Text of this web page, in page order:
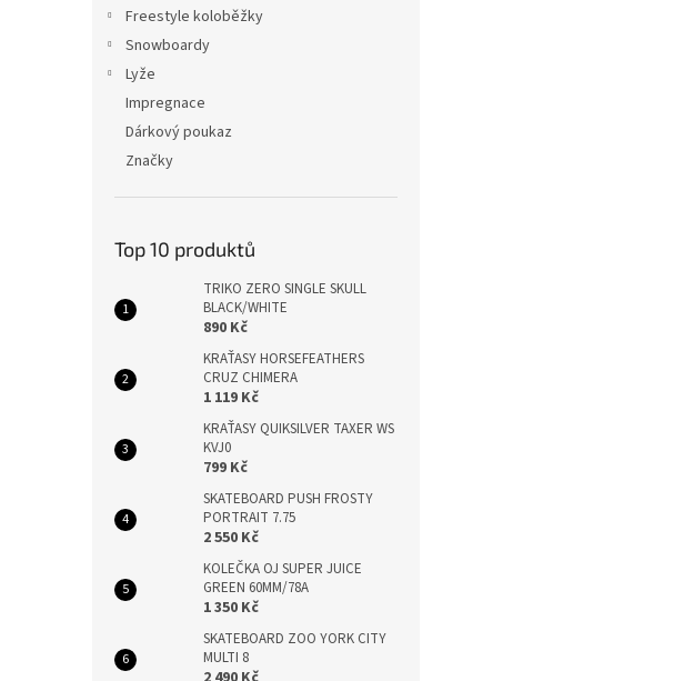
Freestyle koloběžky
Snowboardy
Lyže
Impregnace
Dárkový poukaz
Značky
Top 10 produktů
TRIKO ZERO SINGLE SKULL
BLACK/WHITE
890 Kč
KRAŤASY HORSEFEATHERS
CRUZ CHIMERA
1 119 Kč
KRAŤASY QUIKSILVER TAXER WS
KVJ0
799 Kč
SKATEBOARD PUSH FROSTY
PORTRAIT 7.75
2 550 Kč
KOLEČKA OJ SUPER JUICE
GREEN 60MM/78A
1 350 Kč
SKATEBOARD ZOO YORK CITY
MULTI 8